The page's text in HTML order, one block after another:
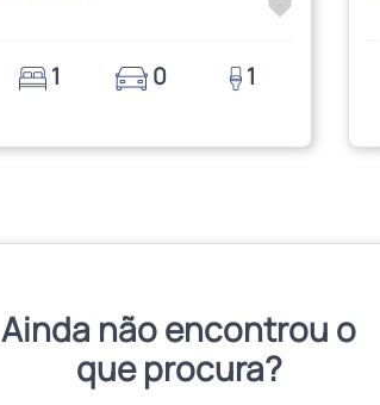
1 0 1
Ainda não encontrou o
que procura?